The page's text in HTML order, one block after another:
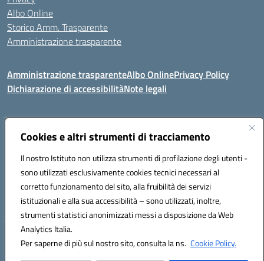
Cookies e altri strumenti di tracciamento
Il nostro Istituto non utilizza strumenti di profilazione degli utenti -
sono utilizzati esclusivamente cookies tecnici necessari al
corretto funzionamento del sito, alla fruibilità dei servizi
istituzionali e alla sua accessibilità – sono utilizzati, inoltre,
strumenti statistici anonimizzati messi a disposizione da Web
Analytics Italia.
Per saperne di più sul nostro sito, consulta la ns. Cookie Policy.
Albo Online
Storico Amm. Trasparente
Amministrazione trasparente
Amministrazione trasparenteAlbo OnlinePrivacy Policy
Dichiarazione di accessibilitàNote legali
Indirizzo:Via Mastelloni - Viale Colombo 71121 Foggia
Posta elettronica certificata (PEC):fgic885004@pec.istruzione.it
Codice fiscale: 94118760712
Codice meccanografico: FGIC885004
Hosting & Powered by 3D Solution S.r.l.
Concept & Design by Designers Italia